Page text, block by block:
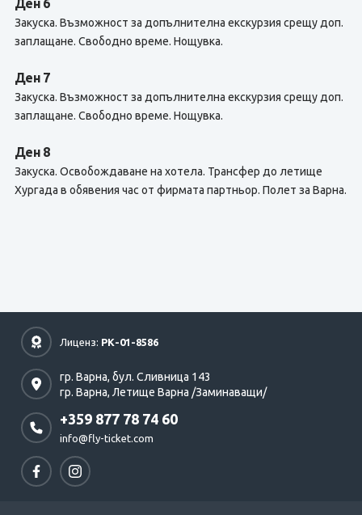
Ден 6
Закуска. Възможност за допълнителна екскурзия срещу доп.
заплащане. Свободно време. Нощувка.
Ден 7
Закуска. Възможност за допълнителна екскурзия срещу доп.
заплащане. Свободно време. Нощувка.
Ден 8
Закуска. Освобождаване на хотела. Трансфер до летище
Хургада в обявения час от фирмата партньор. Полет за Варна.
Лиценз: РК-01-8586
гр. Варна, бул. Сливница 143
гр. Варна, Летище Варна /Заминаващи/
+359 877 78 74 60
info@fly-ticket.com